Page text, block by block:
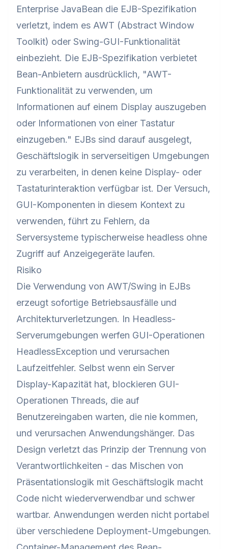
Enterprise JavaBean die EJB-Spezifikation
verletzt, indem es AWT (Abstract Window
Toolkit) oder Swing-GUI-Funktionalität
einbezieht. Die EJB-Spezifikation verbietet
Bean-Anbietern ausdrücklich, "AWT-
Funktionalität zu verwenden, um
Informationen auf einem Display auszugeben
oder Informationen von einer Tastatur
einzugeben." EJBs sind darauf ausgelegt,
Geschäftslogik in serverseitigen Umgebungen
zu verarbeiten, in denen keine Display- oder
Tastaturinteraktion verfügbar ist. Der Versuch,
GUI-Komponenten in diesem Kontext zu
verwenden, führt zu Fehlern, da
Serversysteme typischerweise headless ohne
Zugriff auf Anzeigegeräte laufen.
Risiko
Die Verwendung von AWT/Swing in EJBs
erzeugt sofortige Betriebsausfälle und
Architekturverletzungen. In Headless-
Serverumgebungen werfen GUI-Operationen
HeadlessException und verursachen
Laufzeitfehler. Selbst wenn ein Server
Display-Kapazität hat, blockieren GUI-
Operationen Threads, die auf
Benutzereingaben warten, die nie kommen,
und verursachen Anwendungshänger. Das
Design verletzt das Prinzip der Trennung von
Verantwortlichkeiten - das Mischen von
Präsentationslogik mit Geschäftslogik macht
Code nicht wiederverwendbar und schwer
wartbar. Anwendungen werden nicht portabel
über verschiedene Deployment-Umgebungen.